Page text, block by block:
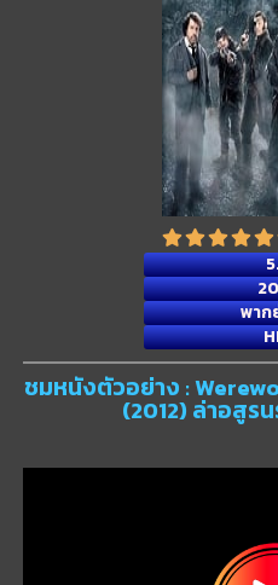
พาก
ชมหนังตัวอย่าง :
(2012) ล่าอสูร